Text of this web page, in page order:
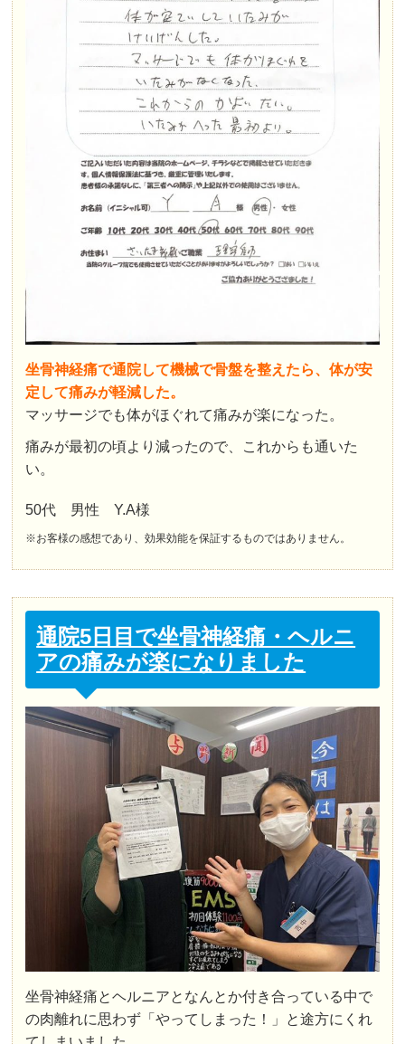
坐骨神経痛で通院して機械で骨盤を整えたら、体が安
定して痛みが軽減した。
マッサージでも体がほぐれて痛みが楽になった。
痛みが最初の頃より減ったので、これからも通いた
い。
50代 男性 Y.A様
※お客様の感想であり、効果効能を保証するものではありません。
通院5日目で坐骨神経痛・ヘルニ
アの痛みが楽になりました
坐骨神経痛とヘルニアとなんとか付き合っている中で
の肉離れに思わず「やってしまった！」と途方にくれ